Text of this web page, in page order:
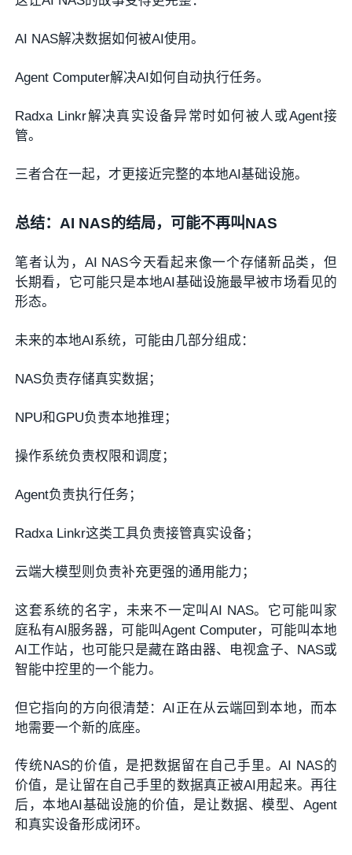
AI NAS解决数据如何被AI使用。
Agent Computer解决AI如何自动执行任务。
Radxa Linkr解决真实设备异常时如何被人或Agent接
管。
三者合在一起，才更接近完整的本地AI基础设施。
总结：AI NAS的结局，可能不再叫NAS
笔者认为，AI NAS今天看起来像一个存储新品类，但
长期看，它可能只是本地AI基础设施最早被市场看见的
形态。
未来的本地AI系统，可能由几部分组成：
NAS负责存储真实数据；
NPU和GPU负责本地推理；
操作系统负责权限和调度；
Agent负责执行任务；
Radxa Linkr这类工具负责接管真实设备；
云端大模型则负责补充更强的通用能力；
这套系统的名字，未来不一定叫AI NAS。它可能叫家
庭私有AI服务器，可能叫Agent Computer，可能叫本地
AI工作站，也可能只是藏在路由器、电视盒子、NAS或
智能中控里的一个能力。
但它指向的方向很清楚：AI正在从云端回到本地，而本
地需要一个新的底座。
传统NAS的价值，是把数据留在自己手里。AI NAS的
价值，是让留在自己手里的数据真正被AI用起来。再往
后，本地AI基础设施的价值，是让数据、模型、Agent
和真实设备形成闭环。